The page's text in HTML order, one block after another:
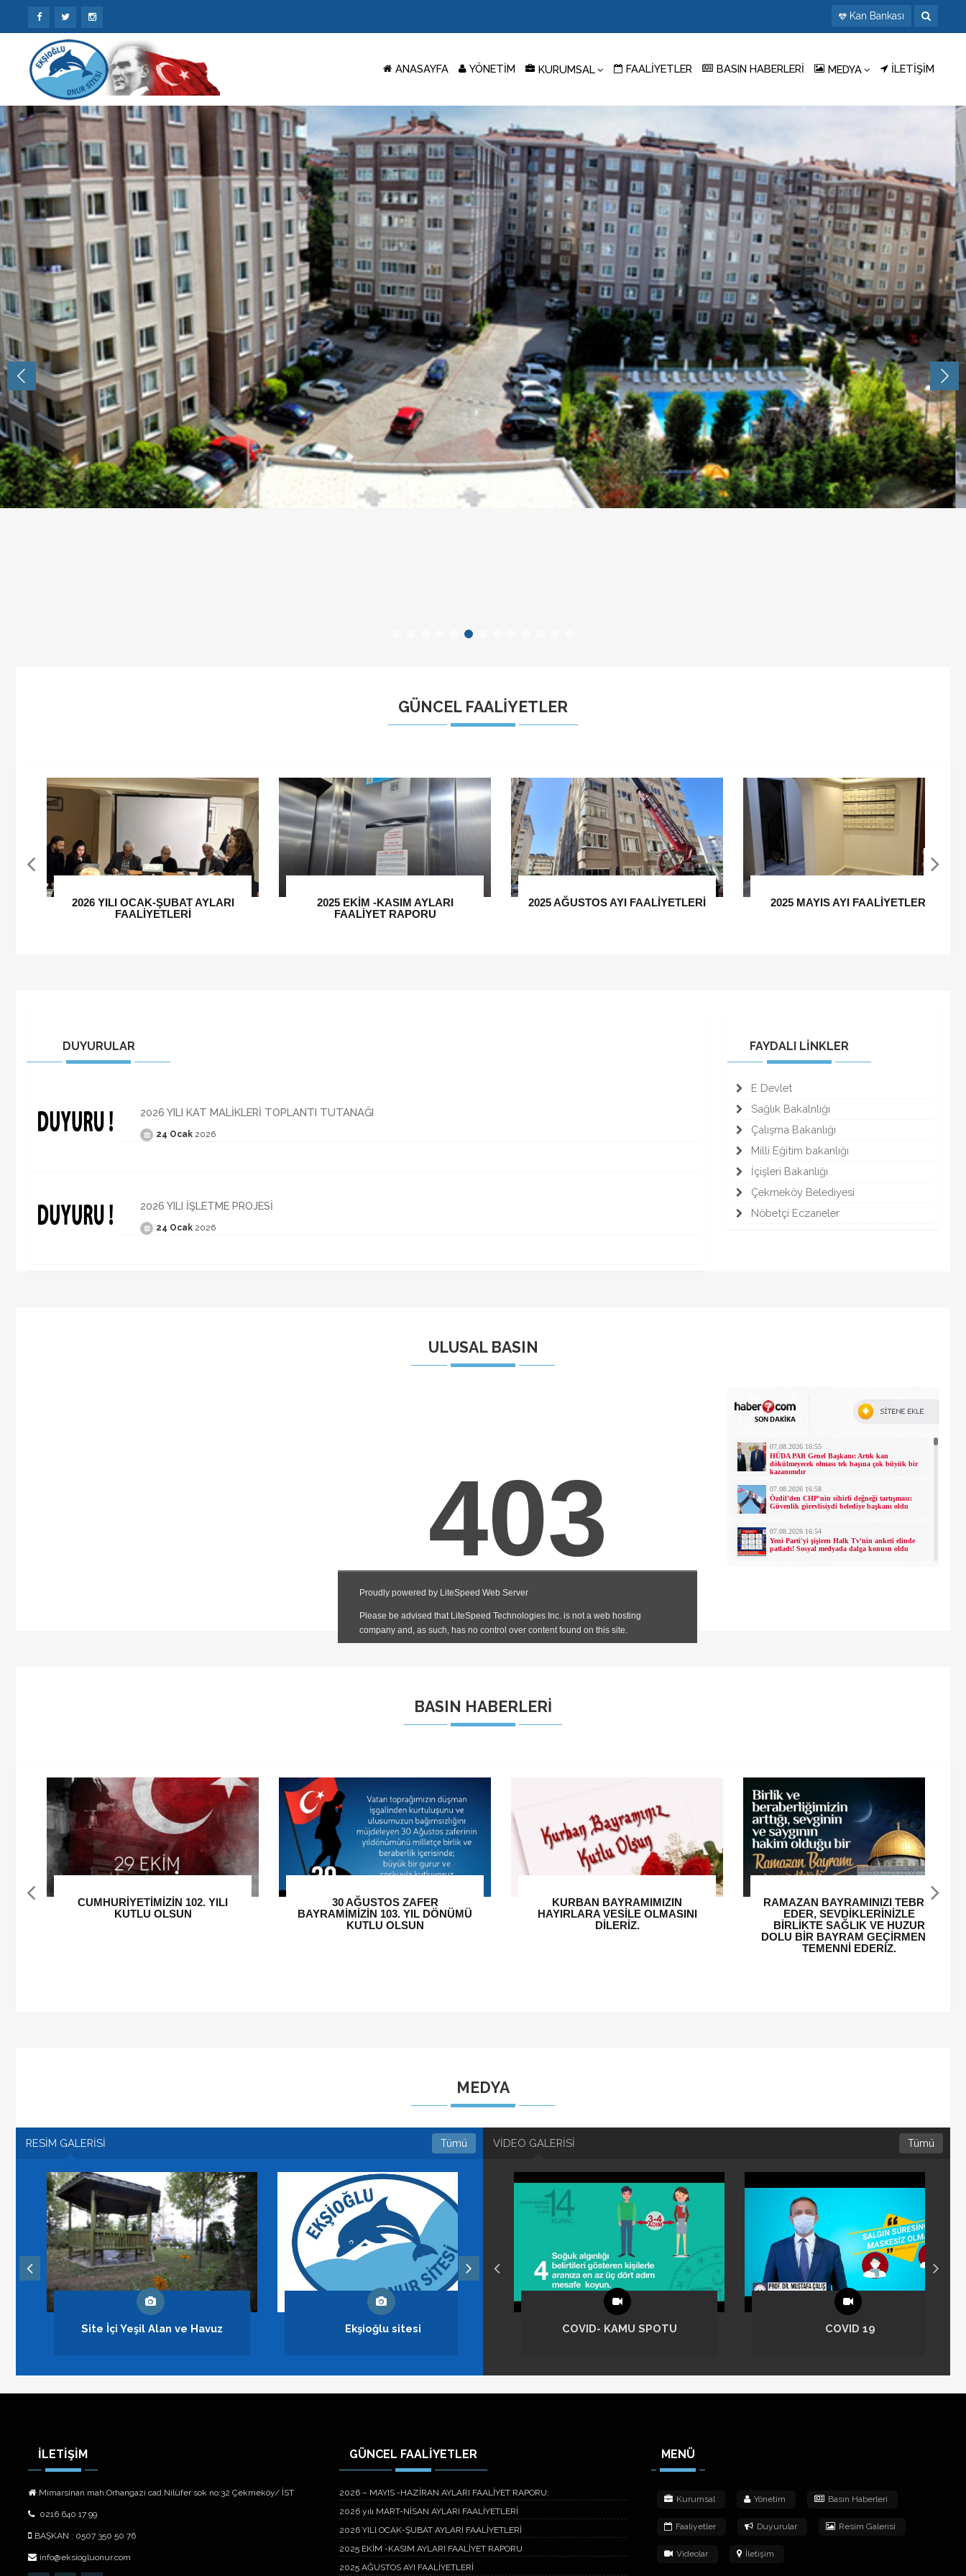
Kan Bankası
ANASAYFA YÖNETİM KURUMSAL FAALİYETLER BASIN HABERLERİ MEDYA İLETİŞİM
GÜNCEL FAALİYETLER
2025 EKİM -KASIM AYLARI
FAALİYET RAPORU
2025 AĞUSTOS AYI FAALİYETLERİ 2025 MAYIS AYI FAALİYETLERİ 2025 NİSAN AYI FAALİYETLERİ
DUYURULAR
2026 YILI KAT MALİKLERİ TOPLANTI TUTANAĞI
24 Ocak 2026
2026 YILI İŞLETME PROJESİ
24 Ocak 2026
FAYDALI LİNKLER
E Devlet
Sağlık Bakalnlığı
Çalışma Bakanlığı
Milli Eğitim bakanlığı
İçişleri Bakanlığı
Çekmeköy Belediyesi
Nöbetçi Eczaneler
ULUSAL BASIN
BASIN HABERLERİ
30 AĞUSTOS ZAFER
BAYRAMİMİZİN 103. YIL DÖNÜMÜ
KURBAN BAYRAMIMIZIN
HAYIRLARA VESİLE OLMASINI
DİLERİZ.
RAMAZAN BAYRAMINIZI TEBRİK
EDER, SEVDİKLERİNİZLE
BİRLİKTE SAĞLIK VE HUZUR
Büyük Önder Gazi Mustafa Kemal
Atatürk'ü, Saygı ve Özlemle
anıyoruz.
MEDYA
RESİM GALERİSİ Tümü
Ekşioğlu sitesi SİTE -YENİ RESİMLERİ-2013 Site İçi Yeşil Alan ve Havuz Ekşioğlu sitesi
VİDEO GALERİSİ Tümü
Covid vücudmuzu nasıl etkiliyor COVID- KAMU SPOTU COVID 19
2024 GENEL KURUL KARARI
İLETİŞİM
Mimarsinan mah.Orhangazi cad.Nilüfer sok no:32 Çekmeköy/ İST
0216 640 17 99
BAŞKAN : 0507 350 50 76
info@eksiogluonur.com
GÜNCEL FAALİYETLER
2026 – MAYIS -HAZİRAN AYLARI FAALİYET RAPORU:
2026 yılı MART-NİSAN AYLARI FAALİYETLERİ
2026 YILI OCAK-ŞUBAT AYLARI FAALİYETLERİ
2025 EKİM -KASIM AYLARI FAALİYET RAPORU
2025 AĞUSTOS AYI FAALİYETLERİ
MENÜ
Kurumsal Yönetim Basın Haberleri
Faaliyetler Duyurular Resim Galerisi
Videolar İletişim